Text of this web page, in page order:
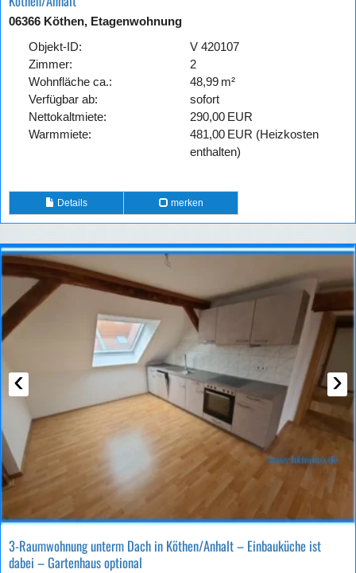
06366 Köthen, Etagenwohnung
Objekt-ID:
V 420107
Zimmer:
2
Wohnfläche ca.:
48,99 m²
Verfügbar ab:
sofort
Nettokaltmiete:
290,00 EUR
Warmmiete:
481,00 EUR (Heizkosten
enthalten)
Details merken
‹ ›
3-Raumwohnung unterm Dach in Köthen/Anhalt – Einbauküche ist
dabei – Gartenhaus optional